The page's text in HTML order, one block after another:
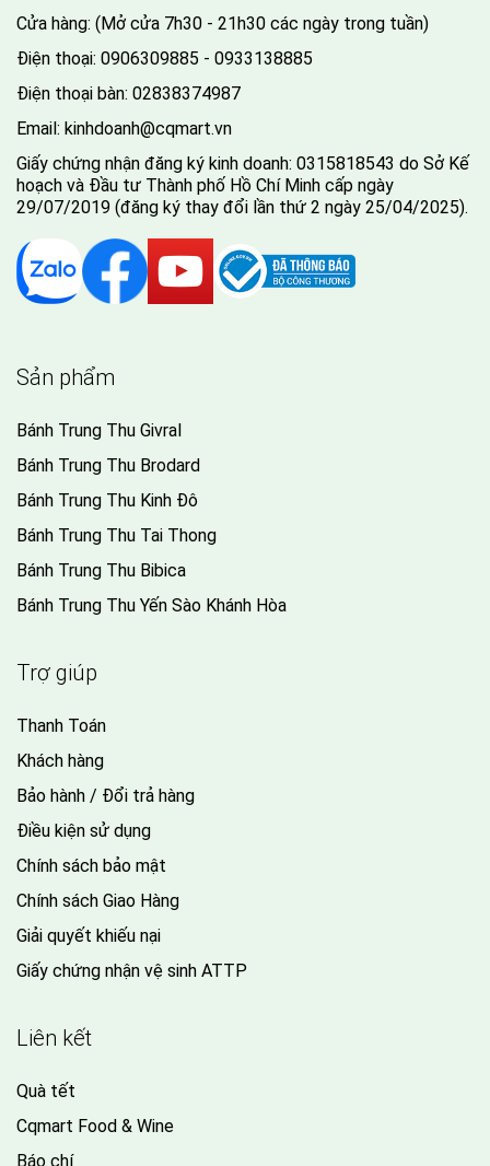
Cửa hàng: (Mở cửa 7h30 - 21h30 các ngày trong tuần)
Điện thoại: 0906309885 - 0933138885
Điện thoại bàn: 02838374987
Email: kinhdoanh@cqmart.vn
Giấy chứng nhận đăng ký kinh doanh: 0315818543 do Sở Kế
hoạch và Đầu tư Thành phố Hồ Chí Minh cấp ngày
29/07/2019 (đăng ký thay đổi lần thứ 2 ngày 25/04/2025).
Sản phẩm
Bánh Trung Thu Givral
Bánh Trung Thu Brodard
Bánh Trung Thu Kinh Đô
Bánh Trung Thu Tai Thong
Bánh Trung Thu Bibica
Bánh Trung Thu Yến Sào Khánh Hòa
Trợ giúp
Thanh Toán
Khách hàng
Bảo hành / Đổi trả hàng
Điều kiện sử dụng
Chính sách bảo mật
Chính sách Giao Hàng
Giải quyết khiếu nại
Giấy chứng nhận vệ sinh ATTP
Liên kết
Quà tết
Cqmart Food & Wine
Báo chí